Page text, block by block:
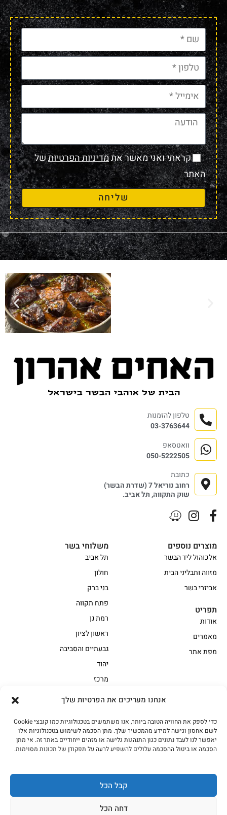
אנחנו מעריכים את הפרטיות שלך
כדי לספק את החוויה הטובה ביותר, אנו משתמשים בטכנולוגיות כמו קובצי Cookie
לשם אחסון וגישה למידע מהמכשיר שלך. מתן הסכמה לשימוש בטכנולוגיות אלו
יאפשר לנו לעבד נתונים כגון התנהגות גלישה או מזהים ייחודיים באתר זה. אי מתן
הסכמה או ביטול ההסכמה עלולים להשפיע לרעה על תפקודן של תכונות מסוימות.
קבל הכל
דחה הכל
קראתי ואני מאשר אתמדיניות הפרטיותשל
האתר
שליחה
אווז
בשר בקר משובח
בשר בקר עגלה משובח
בשר למעשנת
הודו
חלקים אחוריים
מיוחדי מסורת1
נתחי פנים
עוף
משלוחי בשר
תל אביב
חולון
בני ברק
פתח תקווה
רמת גן
ראשון לציון
גבעתיים והסביבה
יהוד
מרכז
מוצרים נוספים
אלכוהול ליד הבשר
מזווה ותבליני הבית
אביזרי בשר
תפריט
אודות
מאמרים
מפת אתר
טלפון להזמנות
03-3763644
וואטסאפ
050-5222505
כתובת
רחוב נוריאל 7 (שדרת הבשר)
שוק התקווה, תל אביב.